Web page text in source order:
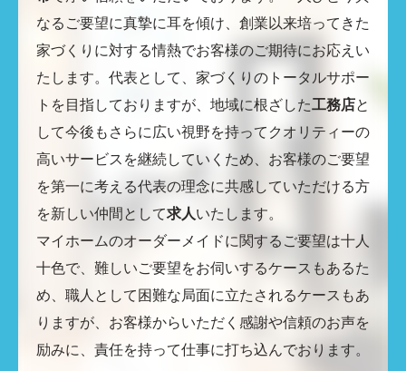
なるご要望に真摯に耳を傾け、創業以来培ってきた
家づくりに対する情熱でお客様のご期待にお応えい
たします。代表として、家づくりのトータルサポー
トを目指しておりますが、地域に根ざした工務店と
して今後もさらに広い視野を持ってクオリティーの
高いサービスを継続していくため、お客様のご要望
を第一に考える代表の理念に共感していただける方
を新しい仲間として求人いたします。
マイホームのオーダーメイドに関するご要望は十人
十色で、難しいご要望をお伺いするケースもあるた
め、職人として困難な局面に立たされるケースもあ
りますが、お客様からいただく感謝や信頼のお声を
励みに、責任を持って仕事に打ち込んでおります。